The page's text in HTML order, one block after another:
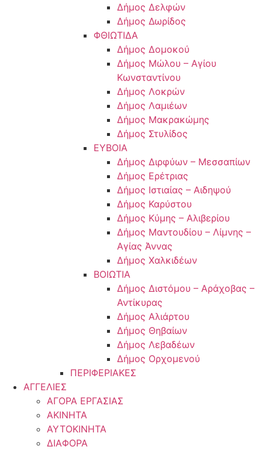
Δήμος Δελφών
Δήμος Δωρίδος
ΦΘΙΩΤΙΔΑ
Δήμος Δομοκού
Δήμος Μώλου – Αγίου
Κωνσταντίνου
Δήμος Λοκρών
Δήμος Λαμιέων
Δήμος Μακρακώμης
Δήμος Στυλίδος
ΕΥΒΟΙΑ
Δήμος Διρφύων – Μεσσαπίων
Δήμος Ερέτριας
Δήμος Ιστιαίας – Αιδηψού
Δήμος Καρύστου
Δήμος Κύμης – Αλιβερίου
Δήμος Μαντουδίου – Λίμνης –
Αγίας Άννας
Δήμος Χαλκιδέων
ΒΟΙΩΤΙΑ
Δήμος Διστόμου – Αράχοβας –
Αντίκυρας
Δήμος Αλιάρτου
Δήμος Θηβαίων
Δήμος Λεβαδέων
Δήμος Ορχομενού
ΠΕΡΙΦΕΡΙΑΚΕΣ
ΑΓΓΕΛΙΕΣ
ΑΓΟΡΑ ΕΡΓΑΣΙΑΣ
ΑΚΙΝΗΤΑ
ΑΥΤΟΚΙΝΗΤΑ
ΔΙΑΦΟΡΑ